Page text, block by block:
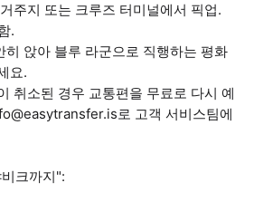
주지 또는 크루즈 터미널에서 픽업.
.
앉아 블루 라군으로 직행하는 평화
요.
취소된 경우 교통편을 무료로 다시 예
로 고객 서비스팀에
크까지":